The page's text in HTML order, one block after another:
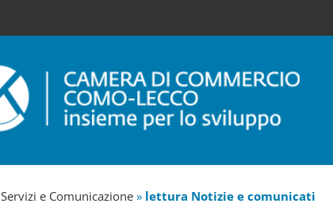
Servizi e Comunicazione» lettura Notizie e comunicati